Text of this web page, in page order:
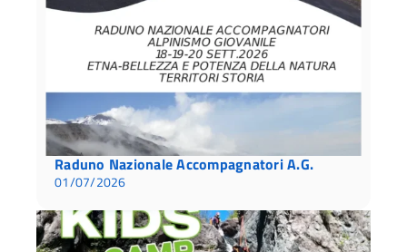
Raduno Nazionale Accompagnatori A.G.
01/07/2026